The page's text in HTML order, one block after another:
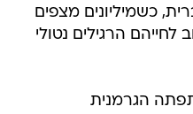
כשמיליונים מצפים
הרגילים נטולי
הגרמנית